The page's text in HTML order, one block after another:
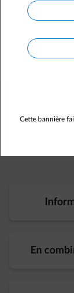
En
Cette bannière